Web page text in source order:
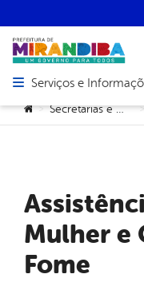
Abrir menu principal
Serviços e
Você está aqui:
> Secretarias e Orgãos
Assistência Social,
Mulher e
Fome